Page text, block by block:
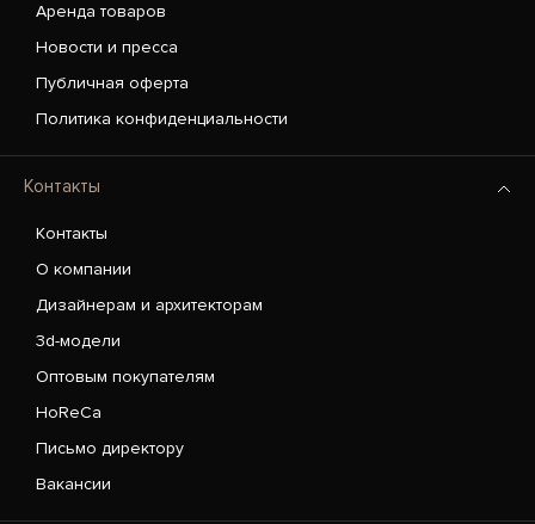
Аренда товаров
Новости и пресса
Публичная оферта
Политика конфиденциальности
Контакты
Контакты
О компании
Дизайнерам и архитекторам
3d-модели
Оптовым покупателям
HoReCa
Письмо директору
Вакансии